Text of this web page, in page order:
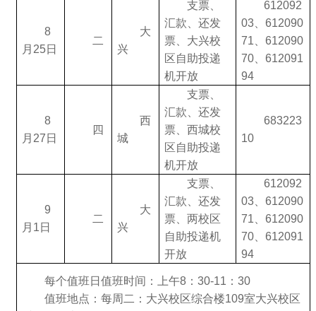
8
月25日
二
大
兴
支票、
汇款、还发
票、大兴校
区自助投递
机开放
612092
03、612090
71、612090
70、612091
94
8
月27日
四
西
城
支票、
汇款、还发
票、西城校
区自助投递
机开放
683223
10
9
月1日
二
大
兴
支票、
汇款、还发
票、两校区
自助投递机
开放
612092
03、612090
71、612090
70、612091
94
每个值班日值班时间：上午8：30-11：30
值班地点：每周二：大兴校区综合楼109室大兴校区